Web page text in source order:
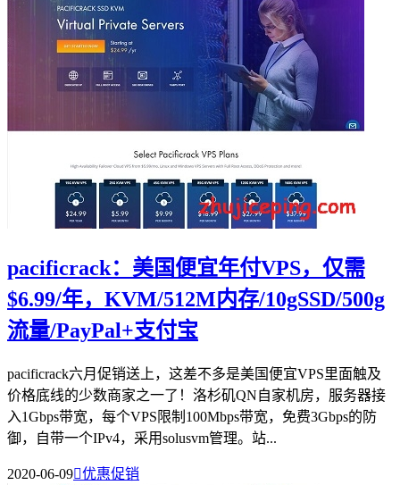
pacificrack：美国便宜年付VPS，仅需
$6.99/年，KVM/512M内存/10gSSD/500g
流量/PayPal+支付宝
pacificrack六月促销送上，这差不多是美国便宜VPS里面触及
价格底线的少数商家之一了！洛杉矶QN自家机房，服务器接
入1Gbps带宽，每个VPS限制100Mbps带宽，免费3Gbps的防
御，自带一个IPv4，采用solusvm管理。站...
2020-06-09优惠促销